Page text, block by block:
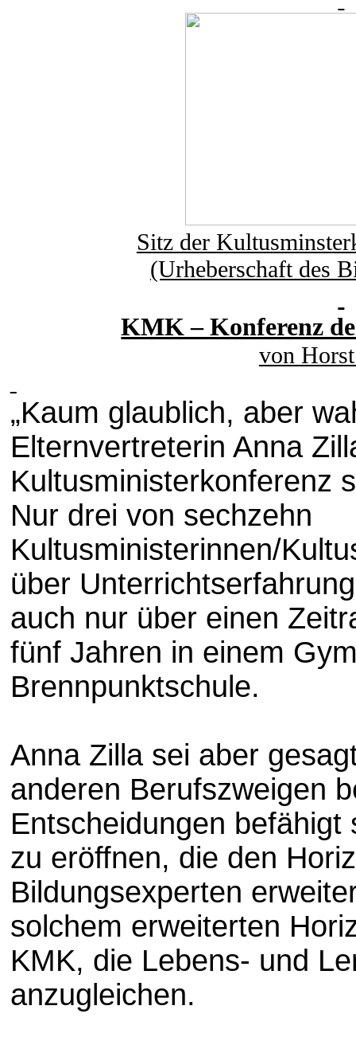
Sitz der
(Urheberschaft des
KMK – Konferenz
von
„Kaum glaublich, aber
Elternvertreterin Anna
Kultusministerkonferenz
Nur drei von sechzehn
Kultusministerinnen/
über
auch nur über einen
fünf Jahren in einem
Brennpunktschule.
Anna Zilla sei aber
anderen Berufszweigen
Entscheidungen
zu eröffnen, die den
Bildungsexperten
solchem erweiterten
KMK, die Lebens- und
anzugleichen.